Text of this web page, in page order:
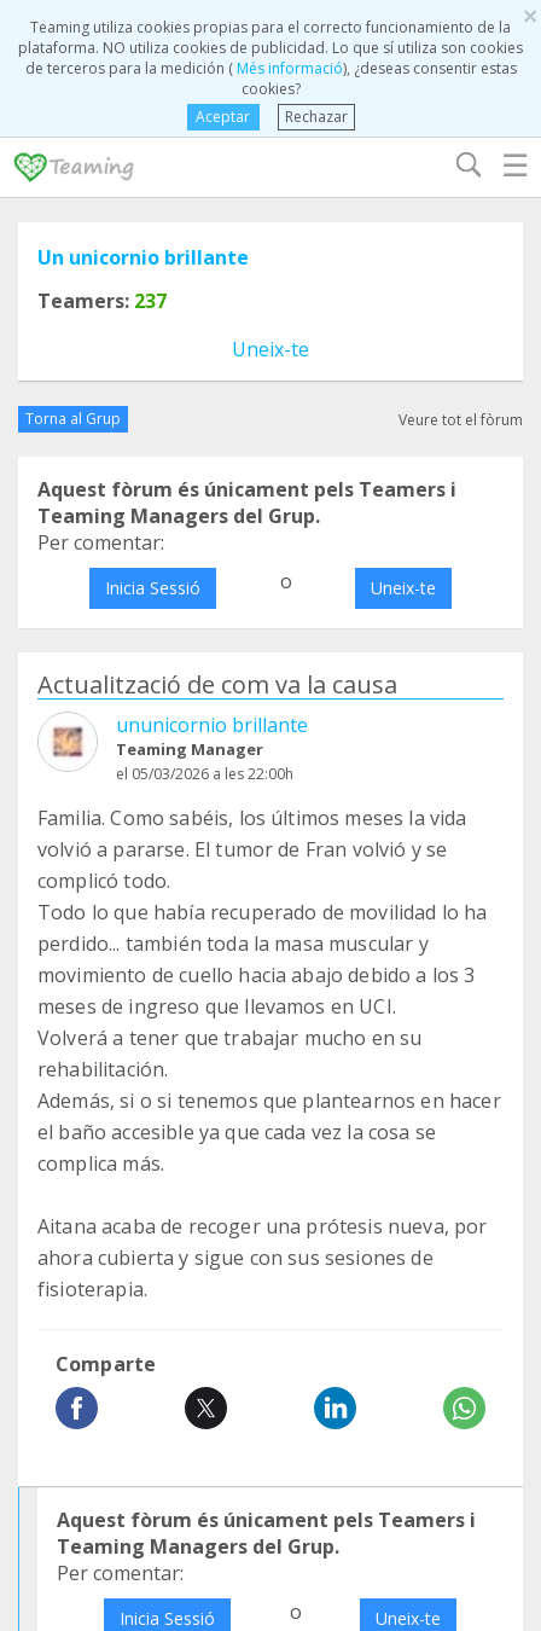
×
Teaming utiliza cookies propias para el correcto funcionamiento de la
plataforma. NO utiliza cookies de publicidad. Lo que sí utiliza son cookies
de terceros para la medición (Més informació), ¿deseas consentir estas
cookies?
Aceptar
Rechazar
☰
Un unicornio brillante
Teamers: 237
Uneix-te
Torna al Grup Veure tot el fòrum
Aquest fòrum és únicament pels Teamers i
Teaming Managers del Grup.
Per comentar:
Inicia Sessió o Uneix-te
Actualització de com va la causa
ununicornio brillante
Teaming Manager
el 05/03/2026 a les 22:00h
Familia. Como sabéis, los últimos meses la vida
volvió a pararse. El tumor de Fran volvió y se
complicó todo.
Todo lo que había recuperado de movilidad lo ha
perdido... también toda la masa muscular y
movimiento de cuello hacia abajo debido a los 3
meses de ingreso que llevamos en UCI.
Volverá a tener que trabajar mucho en su
rehabilitación.
Además, si o si tenemos que plantearnos en hacer
el baño accesible ya que cada vez la cosa se
complica más.
Aitana acaba de recoger una prótesis nueva, por
ahora cubierta y sigue con sus sesiones de
fisioterapia.
Comparte
Aquest fòrum és únicament pels Teamers i
Teaming Managers del Grup.
Per comentar:
Inicia Sessió o Uneix-te